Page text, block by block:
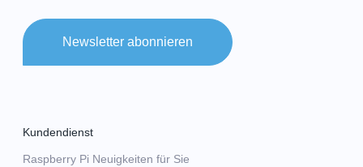
Newsletter abonnieren
Kundendienst
Raspberry Pi Neuigkeiten für Sie